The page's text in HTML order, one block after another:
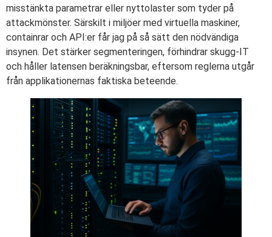
misstänkta parametrar eller nyttolaster som tyder på
attackmönster. Särskilt i miljöer med virtuella maskiner,
containrar och API:er får jag på så sätt den nödvändiga
insynen. Det stärker segmenteringen, förhindrar skugg-IT
och håller latensen beräkningsbar, eftersom reglerna utgår
från applikationernas faktiska beteende.